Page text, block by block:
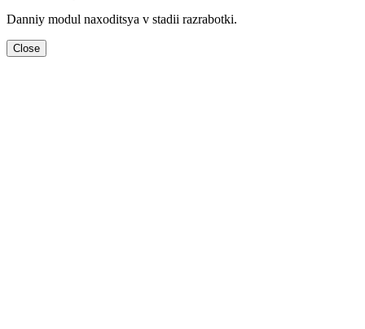
Danniy modul naхoditsya v stadii razrabotki.
Close